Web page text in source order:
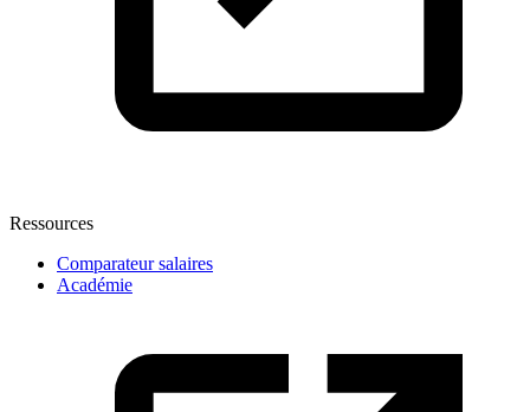
Ressources
Comparateur salaires
Académie